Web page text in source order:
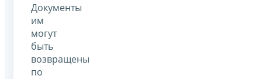
Документы
им
могут
быть
возвращены
по